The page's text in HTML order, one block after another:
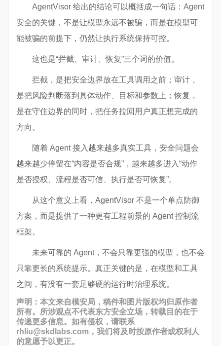
AgentVisor 给出的结论可以概括成一句话：Agent
安全的关键，不是让模型永远不被骗，而是在模型可
能被骗的前提下，仍然让执行系统保持可控。
这也是“拦截、审计、恢复”三个词的价值。
拦截，是把安全边界放在工具调用之前；审计，
是把风险判断落到具体动作、目标和参数上；恢复，
是在守住边界的同时，把任务拉回用户真正想完成的
方向。
随着 Agent 接入越来越多真实工具，安全问题会
越来越少停留在“内容是否合规”，越来越多进入“动作
是否授权、流程是否可信、执行是否可恢复”。
从这个意义上看，AgentVisor 不是一个单点防御
方案，而是提供了一种更有工程前景的 Agent 控制流
框架。
未来可靠的 Agent，不会只靠更强的模型，也不会
只靠更长的系统提示。真正关键的是，在模型和工具
之间，有没有一套足够硬的运行时治理系统。
声明：本文来自模安局，稿件和图片版权均归原作者
所有。所涉观点不代表东方安全立场，转载目的在于
传递更多信息。如有侵权，请联系
rhliu@skdlabs.com，我们将及时按原作者或权利人
的意愿予以更正。